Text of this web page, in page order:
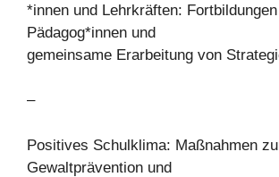
*innen und Lehrkräften:
Pädagog*innen und
gemeinsame Erarbeitung von
–
Positives Schulklima: Maßnahmen
Gewaltprävention und